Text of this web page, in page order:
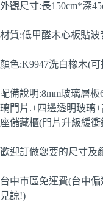
外觀尺寸:長150cm*深
材質:低甲醛木心板貼波
顏色:K9947洗白橡木(
配備說明:8mm玻璃層
璃門片.+四邊透明玻璃
座儲藏櫃(門片升級緩衝
歡迎訂做您要的尺寸及
台中市區免運費(台中
見諒!)